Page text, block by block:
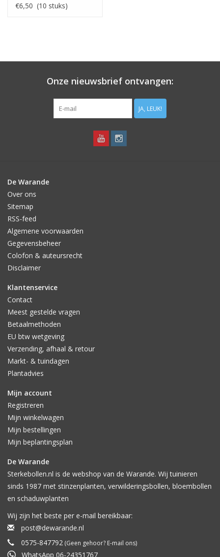
€6,50 (10 stuks)
Onze nieuwsbrief ontvangen:
JA, LEUK!
De Warande
Over ons
Sitemap
RSS-feed
Algemene voorwaarden
Gegevensbeheer
Colofon & auteursrecht
Disclaimer
Klantenservice
Contact
Meest gestelde vragen
Betaalmethoden
EU btw wetgeving
Verzending, afhaal & retour
Markt- & tuindagen
Plantadvies
Mijn account
Registreren
Mijn winkelwagen
Mijn bestellingen
Mijn beplantingsplan
De Warande
Sterkebollen.nl is de webshop van de Warande. Wij tuinieren
sinds 1987 met stinzenplanten, verwilderingsbollen, bloembollen
en schaduwplanten
Wij zijn het beste per e-mail bereikbaar:
post@dewarande.nl
0575-847792 (Geen gehoor? E-mail ons)
WhatsApp 06-24351767